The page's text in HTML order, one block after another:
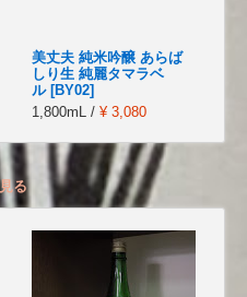
美丈夫 純米吟醸 あらば
しり生 純麗タマラベ
ル [BY02]
1,800mL / ¥ 3,080
る